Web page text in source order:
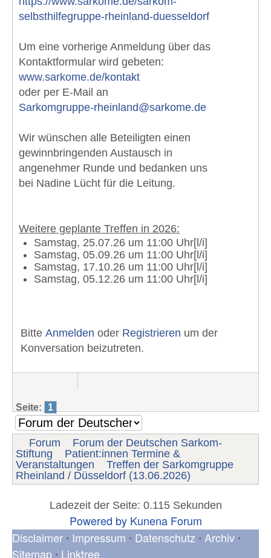
selbsthilfegruppe-rheinland-duesseldorf
Um eine vorherige Anmeldung über das
Kontaktformular wird gebeten:
www.sarkome.de/kontakt
oder per E-Mail an
Sarkomgruppe-rheinland@sarkome.de
Wir wünschen alle Beteiligten einen
gewinnbringenden Austausch in
angenehmer Runde und bedanken uns
bei Nadine Lücht für die Leitung.
Weitere geplante Treffen in 2026:
Samstag, 25.07.26 um 11:00 Uhr[l/i]
Samstag, 05.09.26 um 11:00 Uhr[l/i]
Samstag, 17.10.26 um 11:00 Uhr[l/i]
Samstag, 05.12.26 um 11:00 Uhr[l/i]
Bitte Anmelden oder Registrieren um der
Konversation beizutreten.
Seite: 1
Forum
Forum der Deutschen Sarkom-
Stiftung
Patient:innen Termine &
Veranstaltungen
Treffen der Sarkomgruppe
Rheinland / Düsseldorf (13.06.2026)
Ladezeit der Seite: 0.115 Sekunden
Powered by Kunena Forum
Disclaimer • Impressum • Datenschutz • Archiv •
Sitemap • Linktree